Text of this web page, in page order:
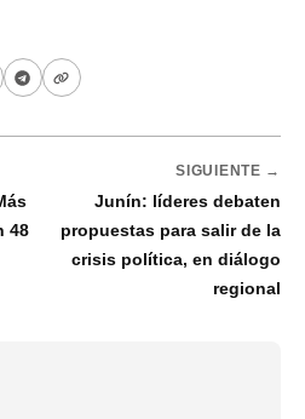
48
SIGUIENTE →
Junín: líderes debaten
propuestas para salir de la
crisis política, en diálogo
regional